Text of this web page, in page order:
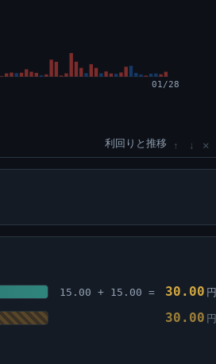
01/28
利回りと推移 ↑ ↓ ×
15.00 + 15.00 = 30.00 円
30.00 円